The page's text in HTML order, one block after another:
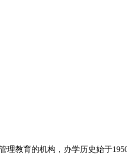
教育的机构，办学历史始于